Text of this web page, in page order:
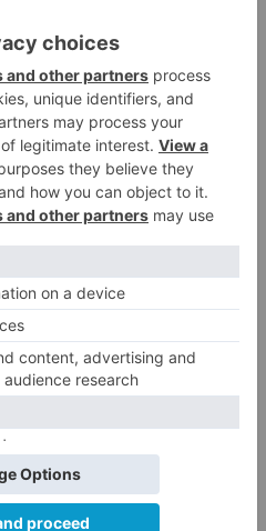
Un hombre de 80 años resulta
herido en Burgos tras la colisión
entre un turismo y un camión
La provincia de Burgos celebra
el día de su patrón
La Guardia Civil desmonta la
versión de un repartidor tras
desaparecer 3.256 euros
LO ÚLTIMO
Más ventajas con el carné 60 CYL